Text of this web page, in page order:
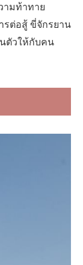
ามท้าทาย
รต่อสู้ ขี่จักรยาน
ตัวให้กับคน